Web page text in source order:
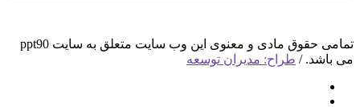
تمامی حقوق مادی و معنوی این وب سایت متعلق به سایت ppt90
می باشد. / طراح: مدیران توسعه